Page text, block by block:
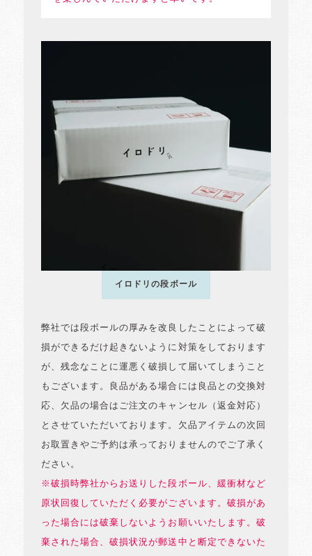
イロドリの段ボール
弊社では段ボールの厚みを改良したことによって破
損ができるだけ起きないように対策をしております
が、残念なことに運悪く破損して届いてしまうこと
もございます。良品がある場合には良品との交換対
応、欠品の場合はご注文のキャンセル（返金対応）
とさせていただいております。欠品アイテムの次回
お取置きやご予約は承っておりませんのでご了承く
ださい。
※破損時弊社からお送りした段ボール、緩衝材など
原状回復していただく必要がございます。破損があ
った場合には破棄しないようお願いいたします。破
棄された場合、破損状況が郵送中と断定できないた